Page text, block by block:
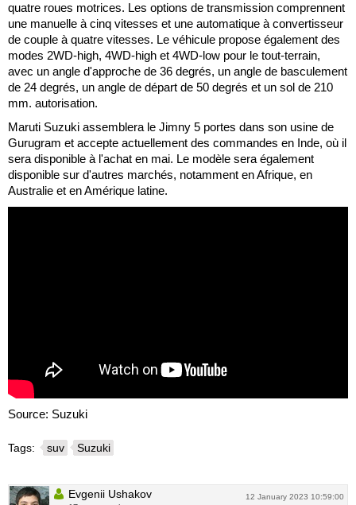
quatre roues motrices. Les options de transmission comprennent
une manuelle à cinq vitesses et une automatique à convertisseur
de couple à quatre vitesses. Le véhicule propose également des
modes 2WD-high, 4WD-high et 4WD-low pour le tout-terrain,
avec un angle d'approche de 36 degrés, un angle de basculement
de 24 degrés, un angle de départ de 50 degrés et un sol de 210
mm. autorisation.
Maruti Suzuki assemblera le Jimny 5 portes dans son usine de
Gurugram et accepte actuellement des commandes en Inde, où il
sera disponible à l'achat en mai. Le modèle sera également
disponible sur d'autres marchés, notamment en Afrique, en
Australie et en Amérique latine.
Source: Suzuki
Tags: suv Suzuki
12 January 2023 10:59:00
Evgenii Ushakov